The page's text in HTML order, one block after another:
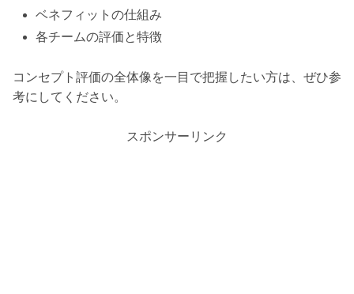
ベネフィットの仕組み
各チームの評価と特徴
コンセプト評価の全体像を一目で把握したい方は、ぜひ参
考にしてください。
スポンサーリンク